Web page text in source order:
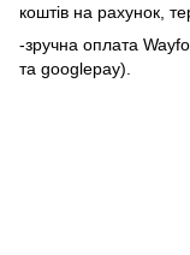
коштів на рахунок,
-зручна оплата
та googlepay).